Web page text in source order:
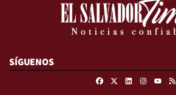
SÍGUENOS
FacebookLinkedinInstagram